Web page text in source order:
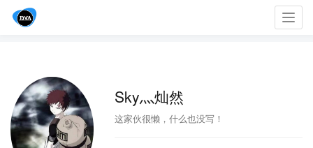
Sky灬灿然
这家伙很懒，什么也没写！